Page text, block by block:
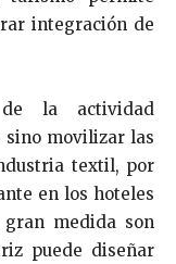
integración de
de la actividad
movilizar las
textil, por
en los hoteles
medida son
puede diseñar